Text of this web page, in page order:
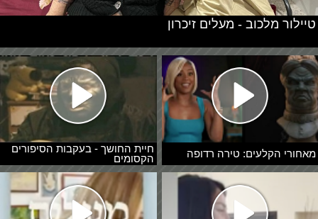
מאחורי הקלעים: טירה רדופה
חיית החושך - בעקבות הסיפורים
הקסומים
טיילור מלכוב - מעלים זיכרון